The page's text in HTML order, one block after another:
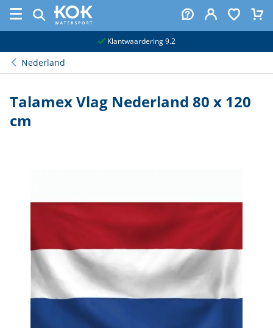
Klantwaardering 9.2
Nederland
Talamex Vlag Nederland 80 x 120
cm